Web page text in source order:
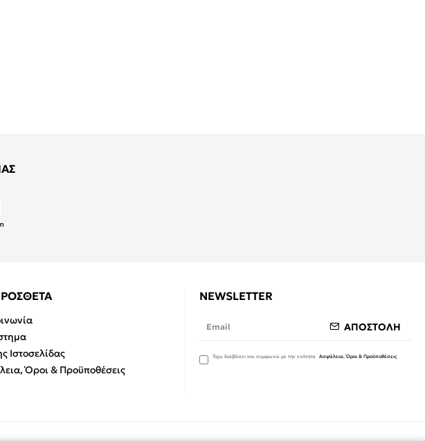
Ιστοσελίδας
Όροι & Προϋποθέσεις
NEWSLETTER
ΑΠΟΣΤΟΛΗ
Έχω διαβάσει και συμφωνώ με την ενότητα Ασφάλεια, Όροι & Προϋποθέσεις